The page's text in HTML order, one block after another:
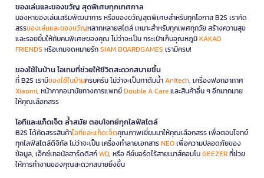
ของเล่นและของขวัญ สุดพิเศษทุกเทศกาล
มองหาของเล่นเสริมพัฒนาการ หรือของขวัญสุดพิเศษสำหรับทุกโอกาส B2S เราคัด
สรรของเล่นและของขวัญหลากหลายสไตล์ เหมาะสำหรับทุกเพศทุกวัย สร้างความสุข
และรอยยิ้มให้กับคนพิเศษของคุณ ไม่ว่าจะเป็น กระเป๋าเก็บอุณหภูมิKAKAO
FRIENDS หรือเกมจดหมายรักSIAM BOARDGAMES เรามีครบ!
ของใช้ในบ้าน ไอเทมที่ช่วยให้ชีวิตสะดวกสบายขึ้น
ที่ B2S เรามีของใช้ในบ้านครบครัน ไม่ว่าจะเป็นกาต้มน้ำAnitech, เครื่องฟอกอากาศ
Xiaomi, หน้ากากอนามัยทางการแพทย์Double A Careและสินค้าอื่น ๆ อีกมากมาย
ให้คุณเลือกสรร
ไอทีและแก็ดเจ็ต ล้ำสมัย ตอบโจทย์ทุกไลฟ์สไตล์
B2S ได้คัดสรรสินค้าไอทีและแก็ดเจ็ตคุณภาพเยี่ยมมาให้คุณเลือกสรร เพื่อตอบโจทย์
ทุกไลฟ์สไตล์ดิจิทัล ไม่ว่าจะเป็น เครื่องทำลายเอกสารNEOเพื่อความปลอดภัยของ
ข้อมูล, เอ็กซ์เทอนัลฮาร์ดดิสก์WD, หรือ คีย์บอร์ดไร้สายเมาส์คอมโบGEEZERที่ช่วย
ให้การทำงานของคุณสะดวกสบายยิ่งขึ้น